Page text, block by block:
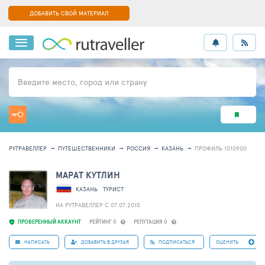
ДОБАВИТЬ СВОЙ МАТЕРИАЛ
Введите место, город или страну
РУТРАВЕЛЛЕР ПУТЕШЕСТВЕННИКИ РОССИЯ КАЗАНЬ ПРОФИЛЬ 1010900
ПРОВЕРЕННЫЙ АККАУНТ РЕЙТИНГ 0 РЕПУТАЦИЯ 0
МАРАТ КУТЛИН
КАЗАНЬ
ТУРИСТ
НА РУТРАВЕЛЛЕР C 07.07.2015
НАПИСАТЬ ДОБАВИТЬ В ДРУЗЬЯ ПОДПИСАТЬСЯ ОЦЕНИТЬ